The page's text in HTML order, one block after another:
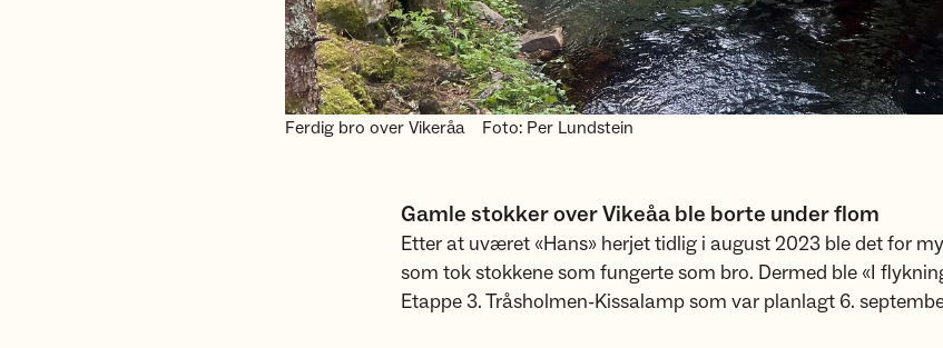
Ferdig bro over Vikeråa Foto: Per Lundstein
Gamle stokker over Vikeåa ble borte under flom
Etter at uværet «Hans» herjet tidlig i august 2023 ble det for
som tok stokkene som fungerte som bro. Dermed ble «I
Etappe 3. Tråsholmen-Kissalamp som var planlagt 6.